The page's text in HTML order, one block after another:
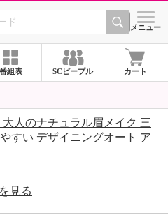
CHANNEL シメニュー
番組表 SCピープル カート
人のナチュラル眉メイク 三
すい デザイニングオート ア
見る